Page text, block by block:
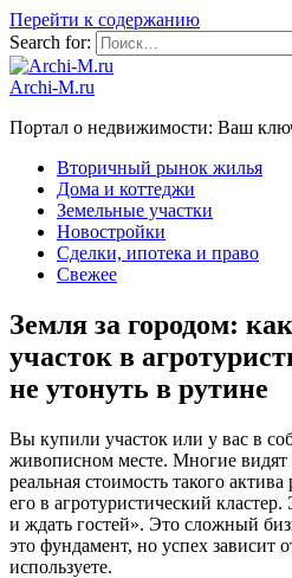
Перейти к содержанию
Search for:
Archi-M.ru
Портал о недвижимости: Ваш
Вторичный рынок жилья
Дома и коттеджи
Земельные участки
Новостройки
Сделки, ипотека и право
Свежее
Земля за городом:
участок в
не утонуть в рутине
Вы купили участок или у вас в
живописном месте. Многие видят
реальная стоимость такого
его в агротуристический
и ждать гостей». Это сложный
это фундамент, но успех зависит
используете.